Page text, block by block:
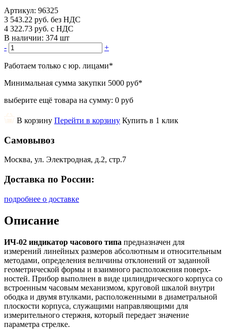
Артикул: 96325
3 543.22 руб. без НДС
4 322.73 руб. с НДС
В наличии: 374 шт
-
+
Работаем только с юр. лицами*
Минимальная сумма закупки 5000 руб*
выберите ещё товара на сумму: 0 руб
В корзину Перейти в корзину Купить в 1 клик
Самовывоз
Москва, ул. Электродная, д.2, стр.7
Доставка по России:
подробнее о доставке
Описание
ИЧ-02 индикатор часового типа предназначен для
измерений ли­нейных размеров абсолютным и относительным
мето­дами, определения величины отклонений от заданной
гео­метрической формы и взаимного расположения поверх­
ностей. Прибор выполнен в виде цилиндрического корпуса со
встроенным часовым механизмом, круговой шкалой внутри
ободка и двумя втулками, расположенными в диаметральной
плоскости корпуса, служащими направляющими для
измерительного стержня, который передает значение
параметра стрелке.